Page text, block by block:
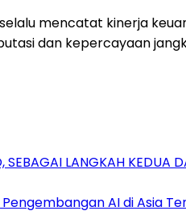
mencatat kinerja
dan kepercayaan
LANGKAH KEDUA
AI di Asia